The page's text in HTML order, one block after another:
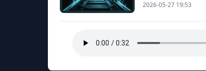
2026-05-27 19:53